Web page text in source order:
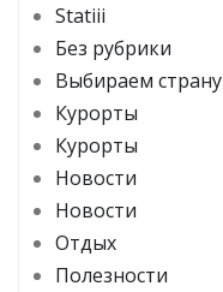
Statiii
Без рубрики
Выбираем страну
Курорты
Курорты
Новости
Новости
Отдых
Полезности